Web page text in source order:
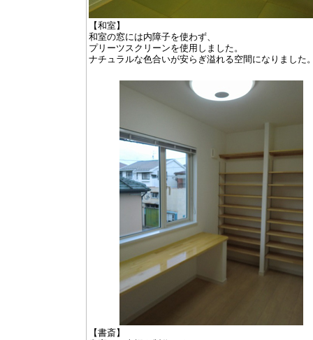
【和室】
和室の窓には内障子を使わず、
プリーツスクリーンを使用しました。
ナチュラルな色合いが安らぎ溢れる空間になりました
【書斎】